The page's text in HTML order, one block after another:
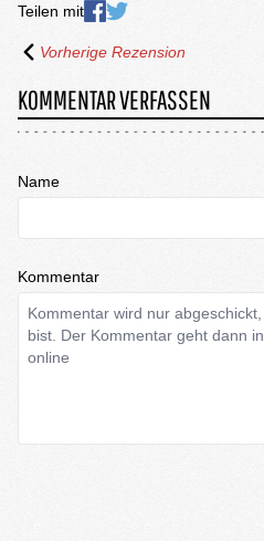
Teilen mit
Vorherige Rezension
KOMMENTAR VERFASSEN
Name
Kommentar